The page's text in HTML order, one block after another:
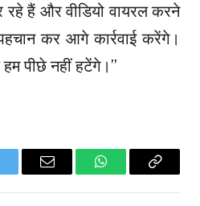
हैं और वीडियो वायरल करने
कर आगे कार्रवाई करेंगे।
पीछे नहीं हटेंगे।”
Email WhatsAppCopy